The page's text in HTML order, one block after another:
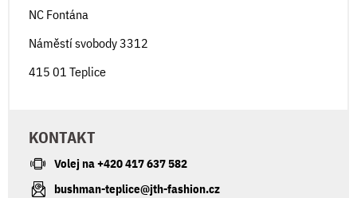
NC Fontána
Náměstí svobody 3312
415 01 Teplice
KONTAKT
Volej na +420 417 637 582
bushman-teplice@jth-fashion.cz